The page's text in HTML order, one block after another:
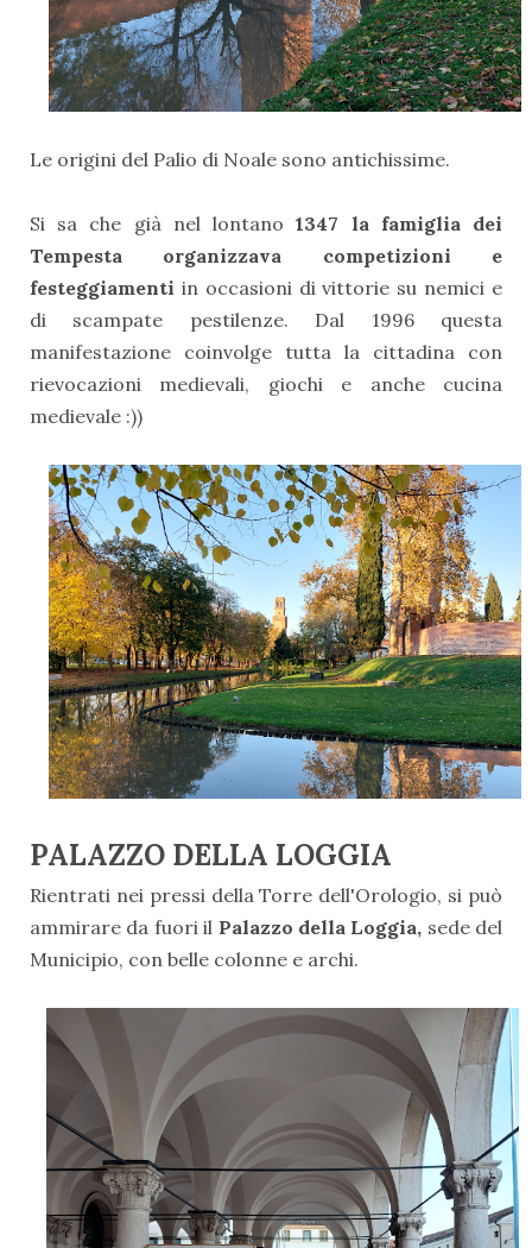
Le origini del Palio di Noale sono antichissime.
Si sa che già nel lontano1347 la famiglia dei
Tempesta organizzava competizioni e
festeggiamenti in occasioni di vittorie su nemici e
di scampate pestilenze. Dal 1996 questa
manifestazione coinvolge tutta la cittadina con
rievocazioni medievali, giochi e anche cucina
medievale :))
PALAZZO DELLA LOGGIA
Rientrati nei pressi della Torre dell'Orologio, si può
ammirare da fuori il Palazzo della Loggia, sede del
Municipio, con belle colonne e archi.